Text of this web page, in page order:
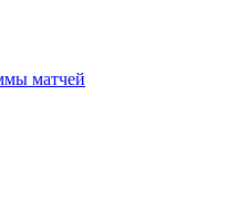
матчей